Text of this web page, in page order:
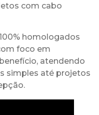
com cabo
homologados
foco em
atendendo
simples até projetos